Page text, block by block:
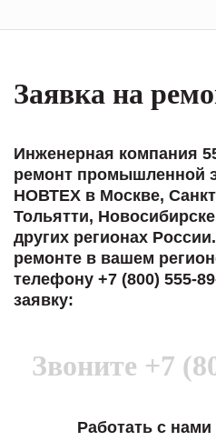
Заявка на
Инженерная компания
ремонт промышленной
НОВТЕХ в Москве,
Тольятти,
других регионах
ремонте в вашем
телефону +7 (800) 555-
заявку:
Звоните +7
Работать с